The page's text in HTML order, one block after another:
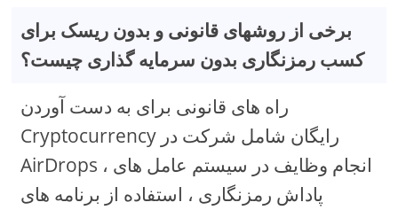
برخی از روشهای قانونی و بدون ریسک برای
کسب رمزنگاری بدون سرمایه گذاری چیست؟
راه های قانونی برای به دست آوردن
Cryptocurrency رایگان شامل شرکت در
AirDrops ، انجام وظایف در سیستم عامل های
پاداش رمزنگاری ، استفاده از برنامه های